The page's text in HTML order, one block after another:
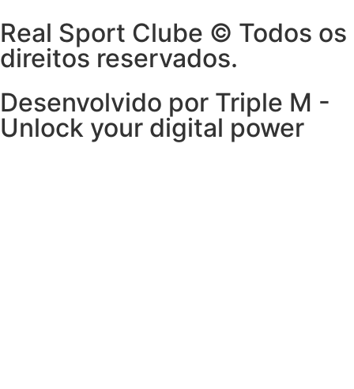
Real Sport Clube © Todos os
direitos reservados.
Desenvolvido por Triple M -
Unlock your digital power